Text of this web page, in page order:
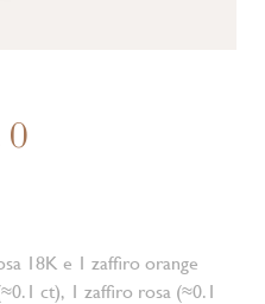
0
18K e 1 zaffiro orange
ct), 1 zaffiro rosa (≈0.1